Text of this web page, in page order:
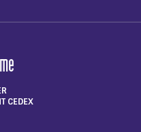
CEDEX